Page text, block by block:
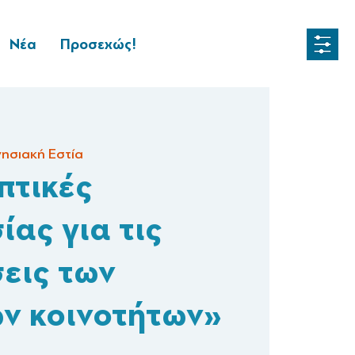
Νέα Προσεχώς!
Εστία
για τις
των
κοινοτήτων»